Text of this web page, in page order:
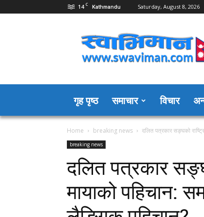
14 C Kathmandu Saturday, August 8, 2026
Swaviman
Nepal
गृह पृष्ठ समाचार विचार
Home breaking news दलित पत्रकार सङ्घको
breaking news
दलित पत्रकार
मायाको पहिचान: